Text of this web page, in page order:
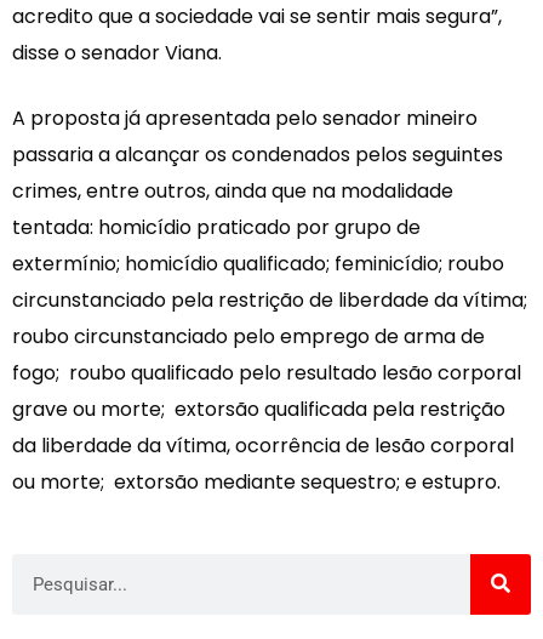
acredito que a sociedade vai se sentir mais segura”,
disse o senador Viana.
A proposta já apresentada pelo senador mineiro
passaria a alcançar os condenados pelos seguintes
crimes, entre outros, ainda que na modalidade
tentada: homicídio praticado por grupo de
extermínio; homicídio qualificado; feminicídio; roubo
circunstanciado pela restrição de liberdade da vítima;
roubo circunstanciado pelo emprego de arma de
fogo; roubo qualificado pelo resultado lesão corporal
grave ou morte; extorsão qualificada pela restrição
da liberdade da vítima, ocorrência de lesão corporal
ou morte; extorsão mediante sequestro; e estupro.